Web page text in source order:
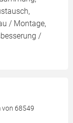
/ Montage,
/
von 68549